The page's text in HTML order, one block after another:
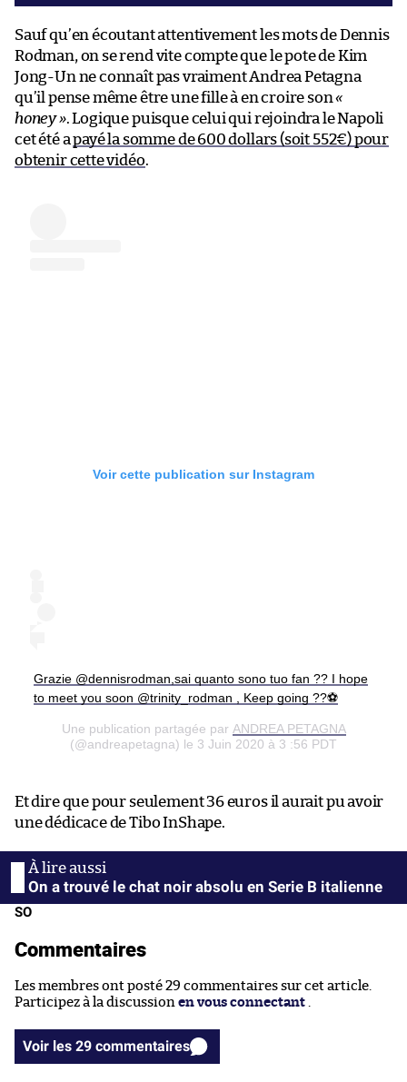
Sauf qu’en écoutant attentivement les mots de Dennis
Rodman, on se rend vite compte que le pote de Kim
Jong-Un ne connaît pas vraiment Andrea Petagna
qu’il pense même être une fille à en croire son«
honey ». Logique puisque celui qui rejoindra le Napoli
cet été apayé la somme de 600 dollars (soit 552€) pour
obtenir cette vidéo.
Voir cette publication sur Instagram
Grazie @dennisrodman,sai quanto sono tuo fan ?? I hope
to meet you soon @trinity_rodman , Keep going ??⚽️
Une publication partagée par ANDREA PETAGNA
(@andreapetagna) le 3 Juin 2020 à 3 :56 PDT
Et dire que pour seulement 36 euros il aurait pu avoir
une dédicace de Tibo InShape.
On a trouvé le chat noir absolu en Serie B italienne
SO
Commentaires
Les membres ont posté 29 commentaires sur cet article.
Participez à la discussion en vous connectant .
Voir les 29 commentaires